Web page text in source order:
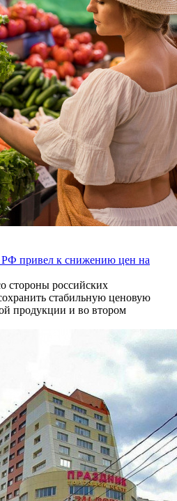
РФ привел к снижению цен на
стороны российских
стабильную ценовую
продукции и во втором